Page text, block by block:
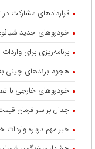
قراردادهای مشارکت
خودروهای جدید
برنامه‌ریزی برای واردات ۷۵ هزار خودرو
هجوم برندهای چینی
خودروهای خارجی با
جدال بر سر فرمان
خبر مهم درباره واردات